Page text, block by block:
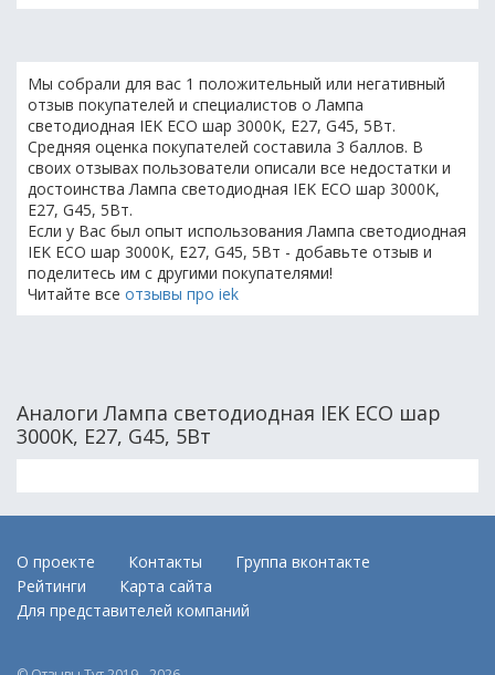
Мы собрали для вас 1 положительный или негативный
отзыв покупателей и специалистов о Лампа
светодиодная IEK ECO шар 3000K, E27, G45, 5Вт.
Средняя оценка покупателей составила 3 баллов. В
своих отзывах пользователи описали все недостатки и
достоинства Лампа светодиодная IEK ECO шар 3000K,
E27, G45, 5Вт.
Если у Вас был опыт использования Лампа светодиодная
IEK ECO шар 3000K, E27, G45, 5Вт - добавьте отзыв и
поделитесь им с другими покупателями!
Читайте все отзывы про iek
Аналоги Лампа светодиодная IEK ECO шар
3000K, E27, G45, 5Вт
О проекте Контакты
Группа вконтакте
Рейтинги
Карта сайта
Для представителей компаний